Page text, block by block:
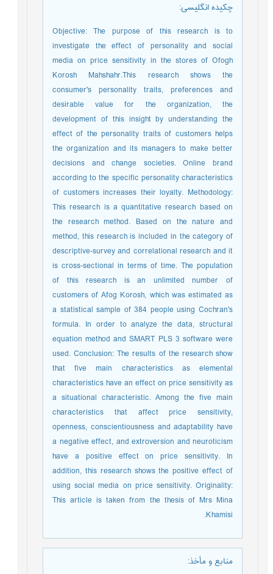
چکیده انگلیسی:
Objective: The purpose of this research is to
investigate the effect of personality and social
media on price sensitivity in the stores of Ofogh
Korosh Mahshahr.This research shows the
consumer's personality traits, preferences and
desirable value for the organization, the
development of this insight by understanding the
effect of the personality traits of customers helps
the organization and its managers to make better
decisions and change societies. Online brand
according to the specific personality characteristics
of customers increases their loyalty. Methodology:
This research is a quantitative research based on
the research method. Based on the nature and
method, this research is included in the category of
descriptive-survey and correlational research and it
is cross-sectional in terms of time. The population
of this research is an unlimited number of
customers of Afog Korosh, which was estimated as
a statistical sample of 384 people using Cochran's
formula. In order to analyze the data, structural
equation method and SMART PLS 3 software were
used. Conclusion: The results of the research show
that five main characteristics as elemental
characteristics have an effect on price sensitivity as
a situational characteristic. Among the five main
characteristics that affect price sensitivity,
openness, conscientiousness and adaptability have
a negative effect, and extroversion and neuroticism
have a positive effect on price sensitivity. In
addition, this research shows the positive effect of
using social media on price sensitivity. Originality:
This article is taken from the thesis of Mrs Mina
Khamisi.
منابع و مأخذ: